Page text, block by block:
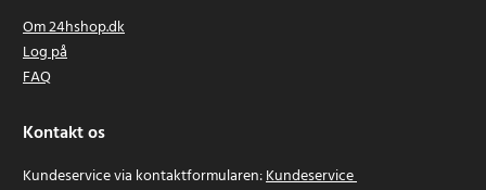
Om 24hshop.dk
Log på
FAQ
Kontakt os
Kundeservice via kontaktformularen:Kundeservice